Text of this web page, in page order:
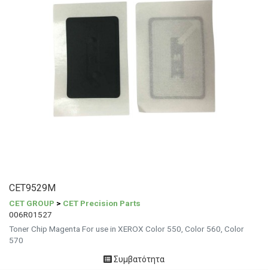
CET9529M
CET GROUP > CET Precision Parts
006R01527
Toner Chip Magenta For use in XEROX Color 550, Color 560, Color
570
Συμβατότητα